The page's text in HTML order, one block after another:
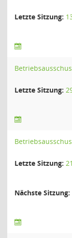
Letzte Sitzung:
Letzte Sitzung:
Letzte Sitzung:
Nächste Sitzung: